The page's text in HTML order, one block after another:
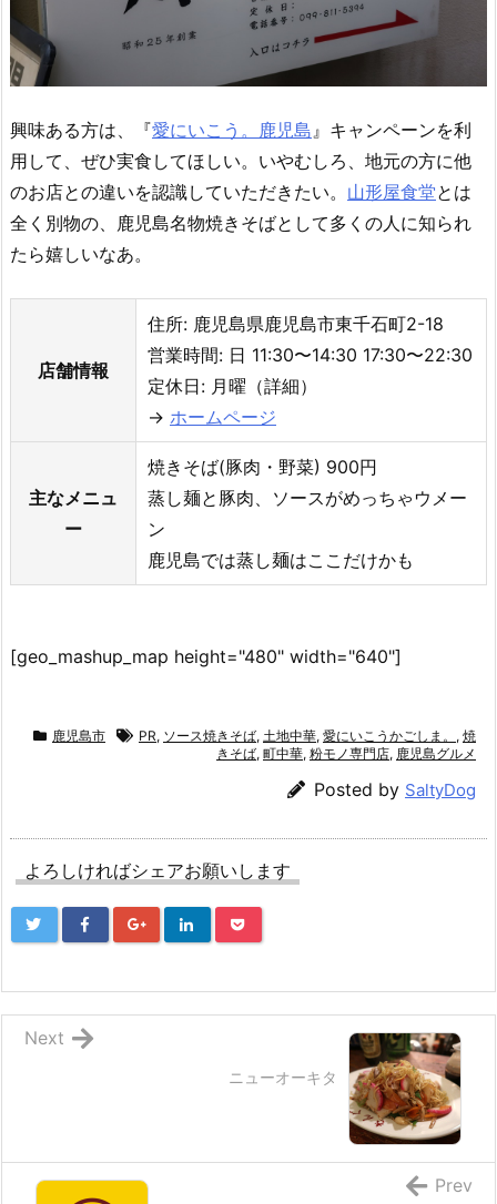
興味ある方は、『愛にいこう。鹿児島』キャンペーンを利
用して、ぜひ実食してほしい。いやむしろ、地元の方に他
のお店との違いを認識していただきたい。 山形屋食堂とは
全く別物の、鹿児島名物焼きそばとして多くの人に知られ
たら嬉しいなあ。
店舗情報
住所: 鹿児島県鹿児島市東千石町2-18
営業時間: 日 11:30〜14:30 17:30〜22:30
定休日: 月曜（詳細）
→ ホームページ
主なメニュ
ー
焼きそば(豚肉・野菜) 900円
蒸し麺と豚肉、ソースがめっちゃウメー
ン
鹿児島では蒸し麺はここだけかも
[geo_mashup_map height="480" width="640"]
鹿児島市 PR, ソース焼きそば, 土地中華, 愛にいこうかごしま。 , 焼
きそば, 町中華, 粉モノ専門店, 鹿児島グルメ
Posted by SaltyDog
よろしければシェアお願いします
ニューオーキタ
Next
Prev